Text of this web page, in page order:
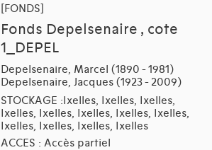
[FONDS]
Fonds Depelsenaire , cote
1_DEPEL
Depelsenaire, Marcel (1890 - 1981)
Depelsenaire, Jacques (1923 - 2009)
STOCKAGE :Ixelles, Ixelles, Ixelles,
Ixelles, Ixelles, Ixelles, Ixelles, Ixelles,
Ixelles, Ixelles, Ixelles, Ixelles
ACCES : Accès partiel